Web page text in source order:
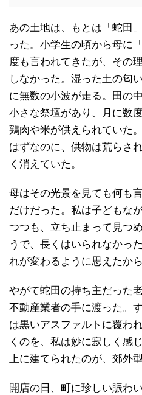
あの土地は、もとは「蛇田
った。小学生の頃から母に
度も言われてきたが、その
しなかった。湿った土の匂
に無数の小波が走る。田の
小さな祭壇があり、月に数
鶏肉や米が供えられていた
はずなのに、供物は荒らさ
く消えていた。
母はその光景を見ても何も
だけだった。私は子どもな
つつも、立ち止まって見つ
うで、長くはいられなかっ
れが変わるように思えたから
やがて蛇田の持ち主だった
不動産業者の手に渡った。
は黒いアスファルトに覆わ
くのを、私は妙に寂しく感
上に建てられたのが、郊外
開店の日、町に珍しい賑わ